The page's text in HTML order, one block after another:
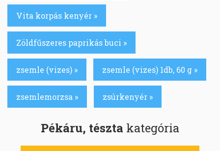
Vita korpás kenyér »
Zöldfűszeres paprikás buci »
zsemle (vizes) » zsemle (vizes) 1db, 60 g »
zsemlemorzsa » zsúrkenyér »
Pékáru, tészta kategória